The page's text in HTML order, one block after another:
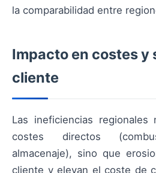
la comparabilidad entre
Impacto en costes y
cliente
Las ineficiencias regionales
costes directos
almacenaje), sino que
cliente y elevan el coste de